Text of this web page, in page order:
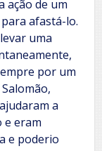
ação de um
afastá-lo.
uma
por um
a
e eram
e poderio